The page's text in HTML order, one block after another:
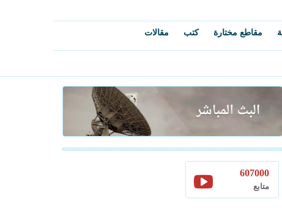
مقاطع مختارة كتب مقالات
607000
متابع